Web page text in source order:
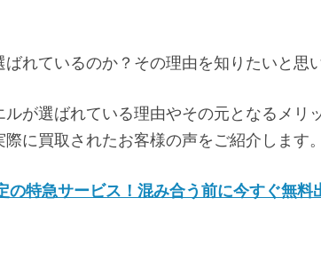
れているのか？その理由を知りたいと思い
が選ばれている理由やその元となるメリ
に買取されたお客様の声をご紹介します。
の特急サービス！混み合う前に今すぐ無料